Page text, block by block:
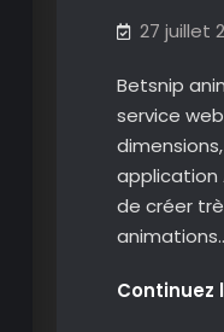
27 juillet
Betsnip
service
application
de créer
Continuez